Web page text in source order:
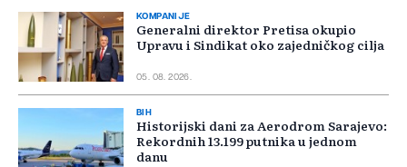
KOMPANIJE
Generalni direktor Pretisa okupio
Upravu i Sindikat oko zajedničkog cilja
05. 08. 2026.
BIH
Historijski dani za Aerodrom Sarajevo:
Rekordnih 13.199 putnika u jednom
danu